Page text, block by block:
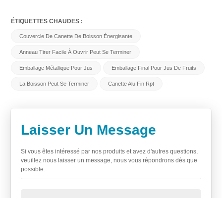
ÉTIQUETTES CHAUDES :
Couvercle De Canette De Boisson Énergisante
Anneau Tirer Facile À Ouvrir Peut Se Terminer
Emballage Métallique Pour Jus Emballage Final Pour Jus De Fruits
La Boisson Peut Se Terminer Canette Alu Fin Rpt
Laisser Un Message
Si vous êtes intéressé par nos produits et avez d'autres questions,
veuillez nous laisser un message, nous vous répondrons dès que
possible.